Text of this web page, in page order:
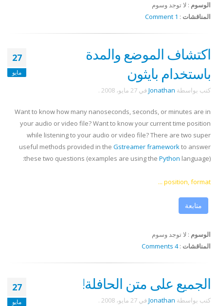
الوسوم : لا توجد وسوم
المناقشات :
1 Comment
27
مايو
اكتشاف الموضع والمدة
باستخدام بايثون
كتب بواسطة Jonathan في 27 مايو، 2008 .
Want to know how many nanoseconds, seconds, or minutes are in
your audio or video file? Want to know your current time position
while listening to your audio or video file? There are two super
useful methods provided in the Gstreamerframeworkto answer
these two questions (examples are using the Python language):
position, format ...
متابعة
الوسوم : لا توجد وسوم
المناقشات :
4 Comments
27
مايو
الجميع على متن الحافلة!
كتب بواسطة Jonathan في 27 مايو، 2008 .